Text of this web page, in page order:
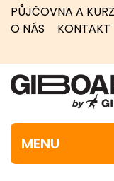
PŮJČOVNA A
O NÁS
KONTAKT
MENU